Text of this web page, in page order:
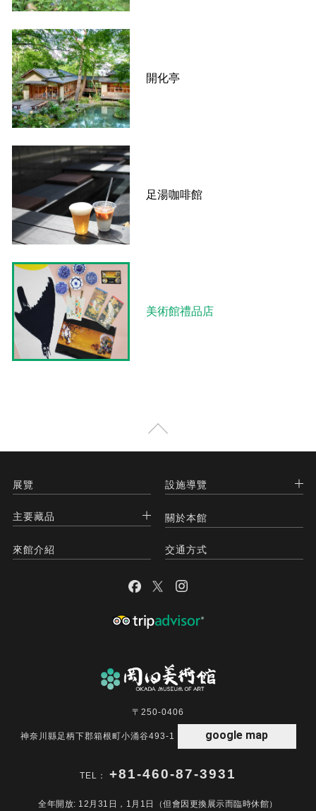
開化亭
足湯咖啡館
美術館禮品店
展覽
主要藏品
來館介紹
設施導覽
關於本館
交通方式
〒250-0406
神奈川縣足柄下郡箱根町小涌谷493-1 google map
TEL： +81-460-87-3931
全年開放: 12月31日，1月1日（但會因更換展示而臨時休館）